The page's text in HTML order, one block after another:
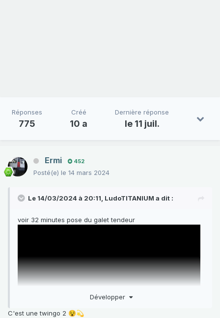
Réponses
775
Créé
10 a
Dernière réponse
le 11 juil.
Ermi 452
Posté(e) le 14 mars 2024
Le 14/03/2024 à 20:11, LudoTITANIUM a dit :
voir 32 minutes pose du galet tendeur
Développer
C'est une twingo 2 😵💫